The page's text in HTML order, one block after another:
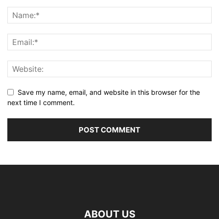
Save my name, email, and website in this browser for the
next time I comment.
ABOUT US